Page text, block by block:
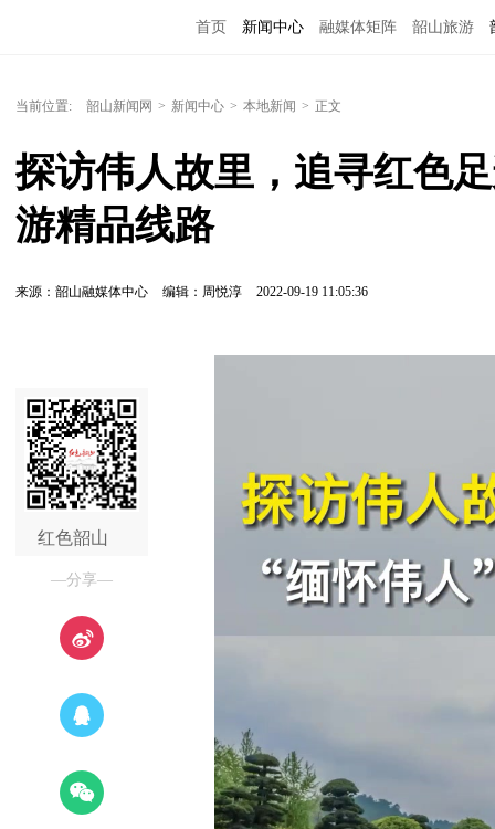
首页 新闻中心 融媒体矩阵 韶山旅游
当前位置: 韶山新闻网 > 新闻中心 > 本地新闻 > 正文
探访伟人故里，追寻红色
游精品线路
来源：韶山融媒体中心 编辑：周悦淳 2022-09-19 11:05:36
红色韶山
—分享—